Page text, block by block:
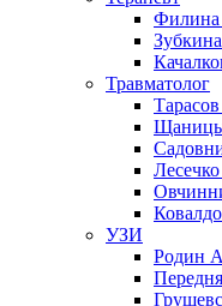
Филина
Травматолог
УЗИ
Родин